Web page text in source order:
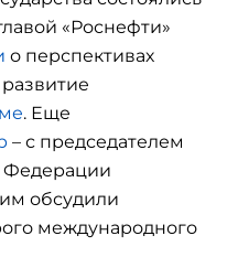
«Роснефти»
о перспективах
. Еще
– с председателем
Федерации
обсудили
международного